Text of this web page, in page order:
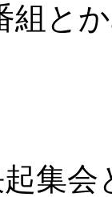
組と
集